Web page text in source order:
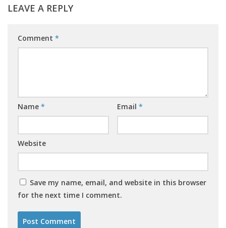
LEAVE A REPLY
Comment *
Name * Email *
Website
Save my name, email, and website in this browser
for the next time I comment.